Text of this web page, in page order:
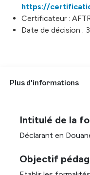
https://
Certificateur :
Date de décision :
Plus d'informations
Intitulé de la
Déclarant en
Objectif